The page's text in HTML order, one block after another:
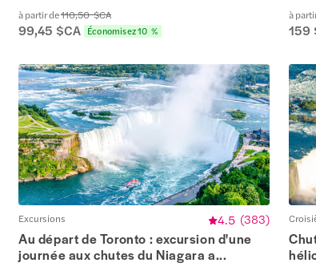
à partir de110,50 $CA
99,45 $CA Économisez 10 %
à
159
Excursions 4.5 (383)
Au départ de Toronto : excursion d'une
journée aux chutes du Niagara a...